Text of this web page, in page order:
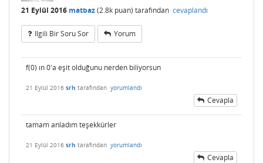
21 Eylül 2016 matbaz(2.8k puan) tarafından cevaplandı
Ilgili Bir Soru Sor Yorum
f(0) ın 0'a eşit olduğunu nerden biliyorsun
21 Eylül 2016 srh tarafından yorumlandı
Cevapla
tamam anladım teşekkürler
21 Eylül 2016 srh tarafından yorumlandı
Cevapla